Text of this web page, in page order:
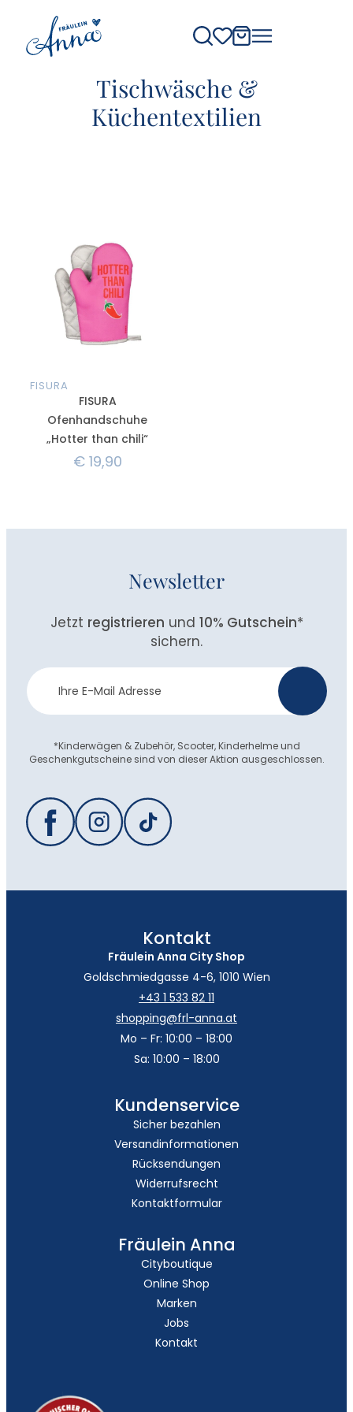
Tischwäsche &
Küchentextilien
FISURA
FISURA
Ofenhandschuhe
„Hotter than chili“
€19,90
Newsletter
Jetzt registrieren und 10% Gutschein*
sichern.
Newsletter
Anmeldung
*Kinderwägen & Zubehör, Scooter, Kinderhelme und
Geschenkgutscheine sind von dieser Aktion ausgeschlossen.
Kontakt
Fräulein Anna City Shop
Goldschmiedgasse 4-6, 1010 Wien
+43 1 533 82 11
shopping@frl-anna.at
Mo – Fr: 10:00 – 18:00
Sa: 10:00 – 18:00
Kundenservice
Sicher bezahlen
Versandinformationen
Rücksendungen
Widerrufsrecht
Kontaktformular
Fräulein Anna
Cityboutique
Online Shop
Marken
Jobs
Kontakt